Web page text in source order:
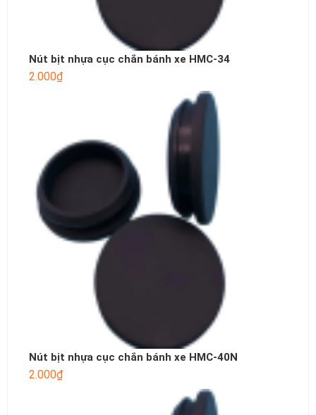
Nút bịt nhựa cục chắn bánh xe HMC-34
2.000₫
Nút bịt nhựa cục chắn bánh xe HMC-40N
2.000₫